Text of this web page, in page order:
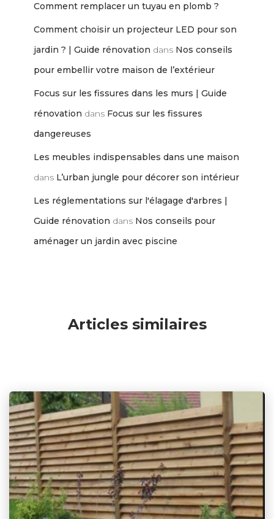
Comment remplacer un tuyau en plomb ?
Comment choisir un projecteur LED pour son
jardin ? | Guide rénovation dans Nos conseils
pour embellir votre maison de l’extérieur
Focus sur les fissures dans les murs | Guide
rénovation dans Focus sur les fissures
dangereuses
Les meubles indispensables dans une maison
dans L’urban jungle pour décorer son intérieur
Les réglementations sur l'élagage d'arbres |
Guide rénovation dans Nos conseils pour
aménager un jardin avec piscine
Articles similaires